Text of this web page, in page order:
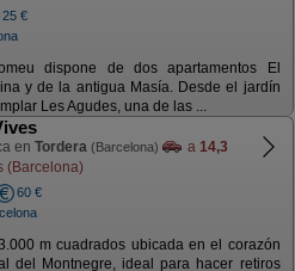
25 €
dispone de dos apartamentos El
y de la antigua Masía. Desde el jardín
Les Agudes, una de las ...
en Tordera (Barcelona) a 14,3
(Barcelona)
60 €
m cuadrados ubicada en el corazón
del Montnegre, ideal para hacer retiros